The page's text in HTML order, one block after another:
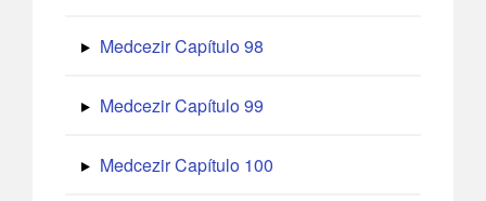
Medcezir Capítulo 98
Medcezir Capítulo 99
Medcezir Capítulo 100